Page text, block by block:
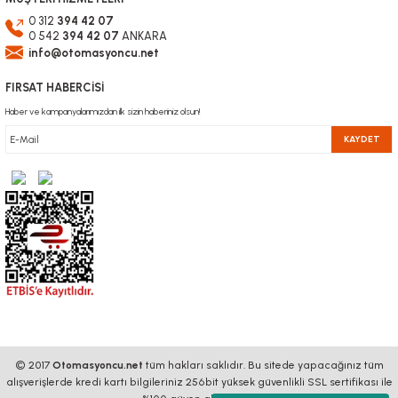
0 312 394 42 07
0 542 394 42 07 ANKARA
info@otomasyoncu.net
FIRSAT HABERCİSİ
Haber ve kampanyalarımızdan ilk sizin haberiniz olsun!
KAYDET
© 2017 Otomasyoncu.net tüm hakları saklıdır. Bu sitede yapacağınız tüm
alışverişlerde kredi kartı bilgileriniz 256bit yüksek güvenlikli SSL sertifikası ile